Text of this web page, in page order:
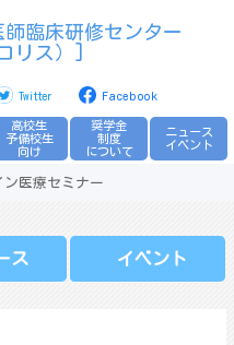
臨床研修センター
リス）]
Twitter Facebook
高校生
予備校生
向け
奨学金
制度
について
ニュース
イベント
医療セミナー
ス イベント